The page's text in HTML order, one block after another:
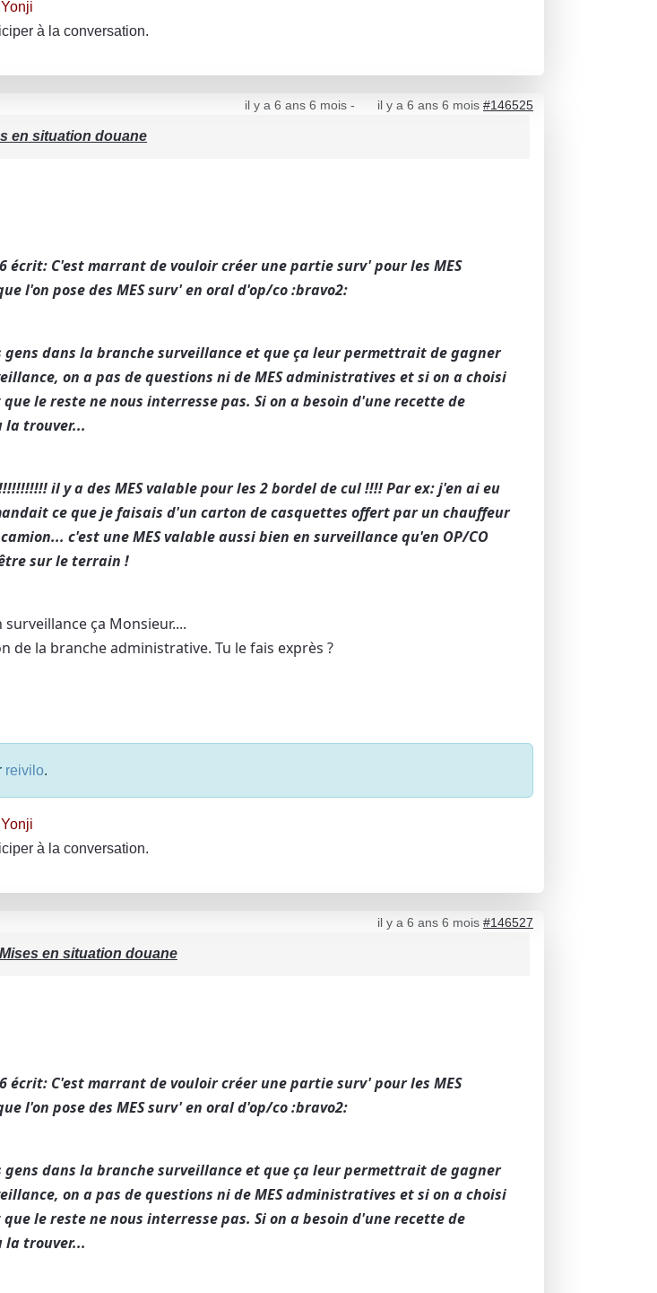
Yonji
à la conversation.
il y a 6 ans 6 mois- il y a 6 ans 6 mois #146525
en situation douane
écrit: C'est marrant de vouloir créer une partie surv' pour les MES
l'on pose des MES surv' en oral d'op/co :bravo2:
gens dans la branche surveillance et que ça leur permettrait de gagner
on a pas de questions ni de MES administratives et si on a choisi
le reste ne nous interresse pas. Si on a besoin d'une recette de
la trouver...
il y a des MES valable pour les 2 bordel de cul !!!! Par ex: j'en ai eu
ce que je faisais d'un carton de casquettes offert par un chauffeur
c'est une MES valable aussi bien en surveillance qu'en OP/CO
sur le terrain !
ça Monsieur....
de la branche administrative. Tu le fais exprès ?
reivilo.
Yonji
à la conversation.
il y a 6 ans 6 mois #146527
Mises en situation douane
écrit: C'est marrant de vouloir créer une partie surv' pour les MES
l'on pose des MES surv' en oral d'op/co :bravo2:
gens dans la branche surveillance et que ça leur permettrait de gagner
on a pas de questions ni de MES administratives et si on a choisi
le reste ne nous interresse pas. Si on a besoin d'une recette de
la trouver...